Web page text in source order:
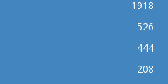
1918
526
444
208